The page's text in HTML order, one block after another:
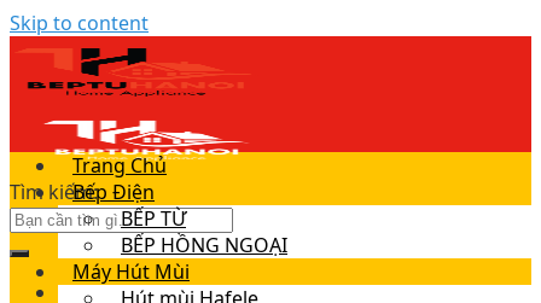
Skip to content
Tìm kiếm:
Trang Chủ
Bếp Điện
BẾP TỪ
BẾP HỒNG NGOẠI
Máy Hút Mùi